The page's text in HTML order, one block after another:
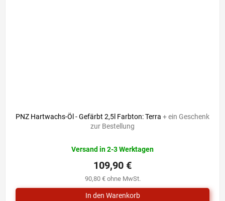
PNZ Hartwachs-Öl - Gefärbt 2,5l Farbton: Terra + ein Geschenk
zur Bestellung
Versand in 2-3 Werktagen
90,80 € ohne MwSt.
109,90 €